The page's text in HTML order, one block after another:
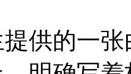
的一张